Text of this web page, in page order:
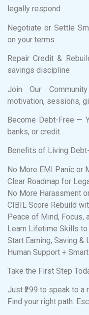
legally respond
Negotiate or Settle
on your terms
Repair Credit &
savings discipline
Join Our
motivation, sessions,
Become Debt-Free —
banks, or credit.
Benefits of Living
No More EMI Panic or
Clear Roadmap for
No More Harassment
CIBIL Score Rebuild
Peace of Mind, Focus,
Learn Lifetime Skills to
Start Earning, Saving &
Human Support +
Take the First Step
Just ₹299 to speak to a
Find your right path.